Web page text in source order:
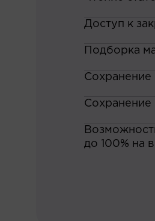
Доступ к
Подборка
Сохранение
Сохранение
до 100% на